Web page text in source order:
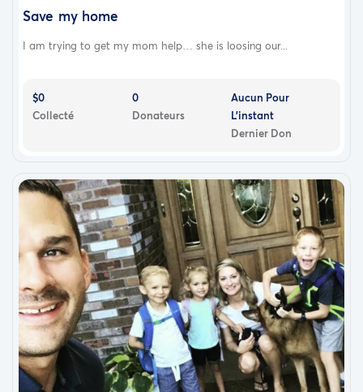
Save my home
I am trying to get my mom help… she is loosing our...
$0
Collecté
0
Donateurs
Aucun Pour
L'instant
Dernier Don